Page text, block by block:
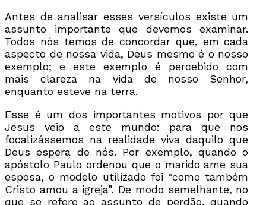
Antes de analisar esses versículos existe um
assunto importante que devemos examinar.
Todos nós temos de concordar que, em cada
aspecto de nossa vida, Deus mesmo é o nosso
exemplo; e este exemplo é percebido com
mais clareza na vida de nosso Senhor,
enquanto esteve na terra.
Esse é um dos importantes motivos por que
Jesus veio a este mundo: para que nos
focalizássemos na realidade viva daquilo que
Deus espera de nós. Por exemplo, quando o
apóstolo Paulo ordenou que o marido ame sua
esposa, o modelo utilizado foi “como também
Cristo amou a igreja”. De modo semelhante, no
que se refere ao assunto de perdão, quando